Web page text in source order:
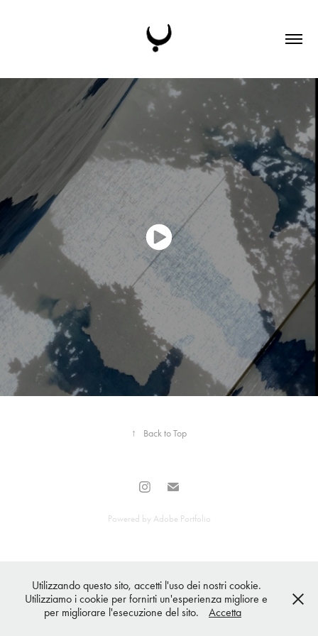
↑ Back to Top
Powered by Adobe Portfolio
Utilizzando questo sito, accetti l'uso dei nostri cookie.
Utilizziamo i cookie per fornirti un'esperienza migliore e
per migliorare l'esecuzione del sito.
Accetta